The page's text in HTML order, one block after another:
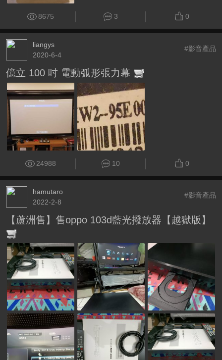
8675 3 0
liangys
2020-6-4
#影音產品
億立 100 吋 電動弧形張力幕
24988 10 0
hamutaro
2022-2-8
#影音產品
【蘆洲售】售oppo 103d藍光撥放器【越獄版】